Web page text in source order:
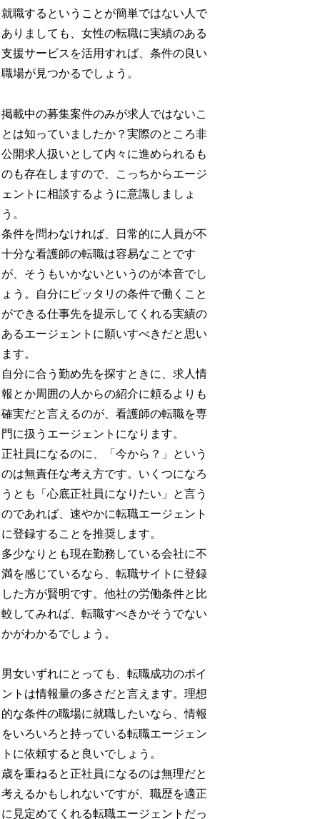
就職するということが簡単ではない人で
ありましても、女性の転職に実績のある
支援サービスを活用すれば、条件の良い
職場が見つかるでしょう。
掲載中の募集案件のみが求人ではないこ
とは知っていましたか？実際のところ非
公開求人扱いとして内々に進められるも
のも存在しますので、こっちからエージ
ェントに相談するように意識しましょ
う。
条件を問わなければ、日常的に人員が不
十分な看護師の転職は容易なことです
が、そうもいかないというのが本音でし
ょう。自分にピッタリの条件で働くこと
ができる仕事先を提示してくれる実績の
あるエージェントに願いすべきだと思い
ます。
自分に合う勤め先を探すときに、求人情
報とか周囲の人からの紹介に頼るよりも
確実だと言えるのが、看護師の転職を専
門に扱うエージェントになります。
正社員になるのに、「今から？」という
のは無責任な考え方です。いくつになろ
うとも「心底正社員になりたい」と言う
のであれば、速やかに転職エージェント
に登録することを推奨します。
多少なりとも現在勤務している会社に不
満を感じているなら、転職サイトに登録
した方が賢明です。他社の労働条件と比
較してみれば、転職すべきかそうでない
かがわかるでしょう。
男女いずれにとっても、転職成功のポイ
ントは情報量の多さだと言えます。理想
的な条件の職場に就職したいなら、情報
をいろいろと持っている転職エージェン
トに依頼すると良いでしょう。
歳を重ねると正社員になるのは無理だと
考えるかもしれないですが、職歴を適正
に見定めてくれる転職エージェントだっ